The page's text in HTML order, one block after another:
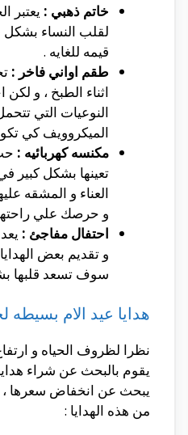
خاتم ذهبي : يعتبر
لقلب النساء بشكل
قيمه للغايه .
طقم اواني فاخر :
اثناء الطبخ ، و
النوعيات التي
الميكروويف كي
مكنسه كهربائيه :
تعينها بشكل كبير
العناء و المشقه
و حرصك علي
احتفال مفاجئ :
و تقديم بعض
سوف تسعد قلبها
هدايا عيد الام بسيطه
نظرا لظروف الحياه و
يقوم بالبحث عن شراء
يبحث عن انخفاض سعرها
من هذه الهدايا :